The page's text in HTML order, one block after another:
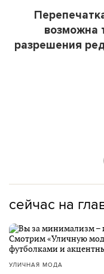
возможна
разрешения
сейчас на
УЛИЧНАЯ МОДА